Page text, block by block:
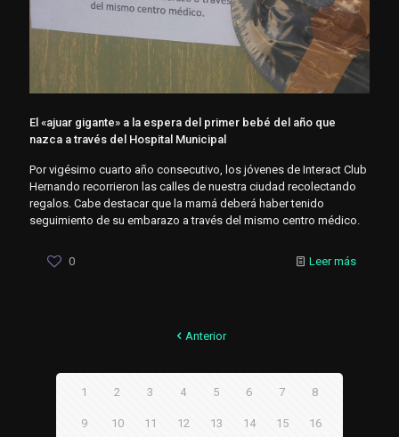
El «ajuar gigante» a la espera del primer bebé del año que
nazca a través del Hospital Municipal
Por vigésimo cuarto año consecutivo, los jóvenes de Interact Club
Hernando recorrieron las calles de nuestra ciudad recolectando
regalos. Cabe destacar que la mamá deberá haber tenido
seguimiento de su embarazo a través del mismo centro médico.
0 Leer más
Anterior
1 2 3 4 5 6 7 8
9 10 11 12 13 14 15 16